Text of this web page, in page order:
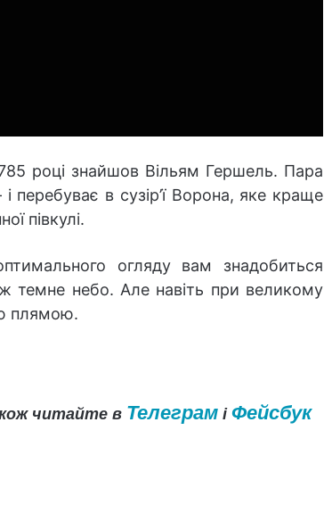
році знайшов Вільям Гершель. Пара
перебуває в сузір’ї Ворона, яке краще
півкулі.
огляду вам знадобиться
темне небо. Але навіть при великому
плямою.
читайте в Телеграмі Фейсбук